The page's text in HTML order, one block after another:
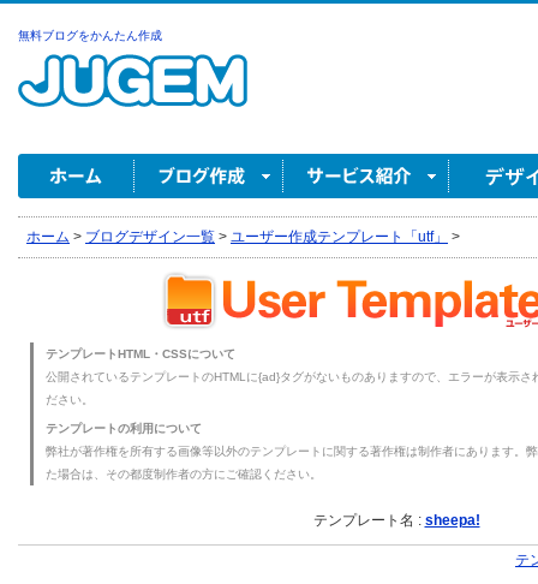
無料ブログをかんたん作成
ホーム > ブログデザイン一覧 > ユーザー作成テンプレート「utf」 >
テンプレートHTML・CSSについて
公開されているテンプレートのHTMLに{ad}タグがないものありますので、エラーが表示
ださい。
テンプレートの利用について
弊社が著作権を所有する画像等以外のテンプレートに関する著作権は制作者にあります。
た場合は、その都度制作者の方にご確認ください。
テンプレート名 : sheepa!
テ